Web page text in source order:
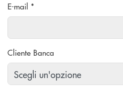
E-mail *
Cliente Banca